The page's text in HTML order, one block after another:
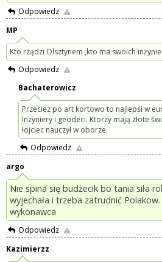
Odpowiedz
MP
Kto rządzi Olsztynem ,kto ma swoich
Odpowiedz
Bachaterowicz
Przeciez po art kortowo to najlepśi w
Inzyniery i geodeci. Ktorzy mają złote
łojciec nauczył w oborze.
Odpowiedz
argo
Nie spina się budżecik bo tania siła
wyjechała i trzeba zatrudnić
wykonawca
Odpowiedz
Kazimierzz